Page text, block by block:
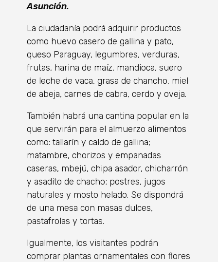
Asunción.
La ciudadanía podrá adquirir productos
como huevo casero de gallina y pato,
queso Paraguay, legumbres, verduras,
frutas, harina de maíz, mandioca, suero
de leche de vaca, grasa de chancho, miel
de abeja, carnes de cabra, cerdo y oveja.
También habrá una cantina popular en la
que servirán para el almuerzo alimentos
como: tallarín y caldo de gallina;
matambre, chorizos y empanadas
caseras, mbejú, chipa asador, chicharrón
y asadito de chacho; postres, jugos
naturales y mosto helado. Se dispondrá
de una mesa con masas dulces,
pastafrolas y tortas.
Igualmente, los visitantes podrán
comprar plantas ornamentales con flores